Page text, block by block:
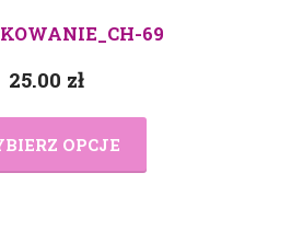
69
25.00 zł
OPCJE